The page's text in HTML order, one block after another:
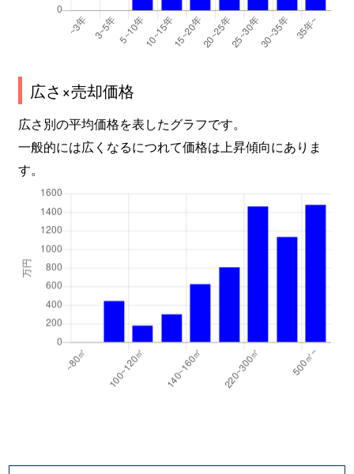
広さ×売却価格
広さ別の平均価格を表したグラフです。
一般的には広くなるにつれて価格は上昇傾向にありま
す。